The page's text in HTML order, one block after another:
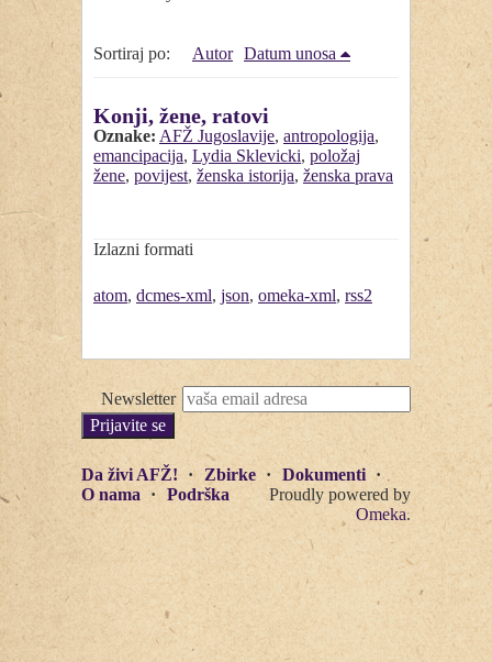
Sortiraj po: Autor Datum unosa
Konji, žene, ratovi
Oznake: AFŽ Jugoslavije, antropologija,
emancipacija, Lydia Sklevicki, položaj
žene, povijest, ženska istorija, ženska prava
Izlazni formati
atom, dcmes-xml, json, omeka-xml, rss2
Newsletter
Da živi AFŽ! Zbirke
Dokumenti
O nama
Podrška
Proudly powered by
Omeka.